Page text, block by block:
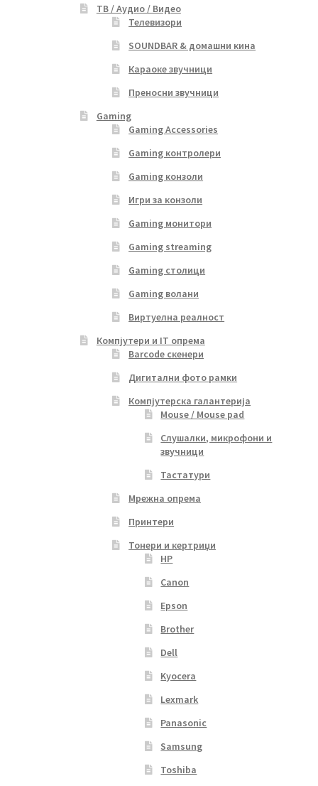
ТВ / Аудио / Видео
Телевизори
SOUNDBAR & домашни кина
Караоке звучници
Преносни звучници
Gaming
Gaming Accessories
Gaming контролери
Gaming конзоли
Игри за конзоли
Gaming монитори
Gaming streaming
Gaming столици
Gaming волани
Виртуелна реалност
Компјутери и IT опрема
Barcode скенери
Дигитални фото рамки
Компјутерска галантерија
Mouse / Mouse pad
Слушалки, микрофони и
звучници
Тастатури
Мрежна опрема
Принтери
Тонери и кертриџи
HP
Canon
Epson
Brother
Dell
Kyocera
Lexmark
Panasonic
Samsung
Toshiba